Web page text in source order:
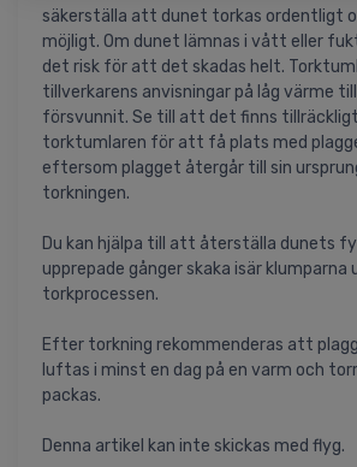
säkerställa att dunet torkas ordentligt
möjligt. Om dunet lämnas i vått eller
det risk för att det skadas helt.
tillverkarens anvisningar på låg värme
försvunnit. Se till att det finns
torktumlaren för att få plats med
eftersom plagget återgår till sin
torkningen.
Du kan hjälpa till att återställa dunets
upprepade gånger skaka isär klumparna
torkprocessen.
Efter torkning rekommenderas att
luftas i minst en dag på en varm och
packas.
Denna artikel kan inte skickas med flyg.